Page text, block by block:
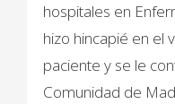
hospitales en
hizo hincapié en el
paciente y se le
Comunidad de